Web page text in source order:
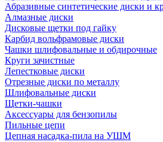
Абразивные синтетические диски и
Алмазные диски
Дисковые щетки под гайку
Карбид вольфрамовые диски
Чашки шлифовальные и обдирочные
Круги зачистные
Лепестковые диски
Отрезные диски по металлу
Шлифовальные диски
Щетки-чашки
Аксессуары для бензопилы
Пильные цепи
Цепная насадка-пила на УШМ